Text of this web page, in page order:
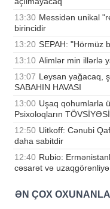
13:30 Messidən unikal
birincidir
13:20 SEPAH: "Hörmüz
13:10 Alimlər min illərlə
13:07 Leysan yağacaq,
SABAHIN HAVASI
13:00 Uşaq qohumlarla
Psixoloqların TÖVSİYƏSİ
12:50 Uitkoff: Cənubi
daha sabitdir
12:40 Rubio:
cəsarət və
ƏN ÇOX